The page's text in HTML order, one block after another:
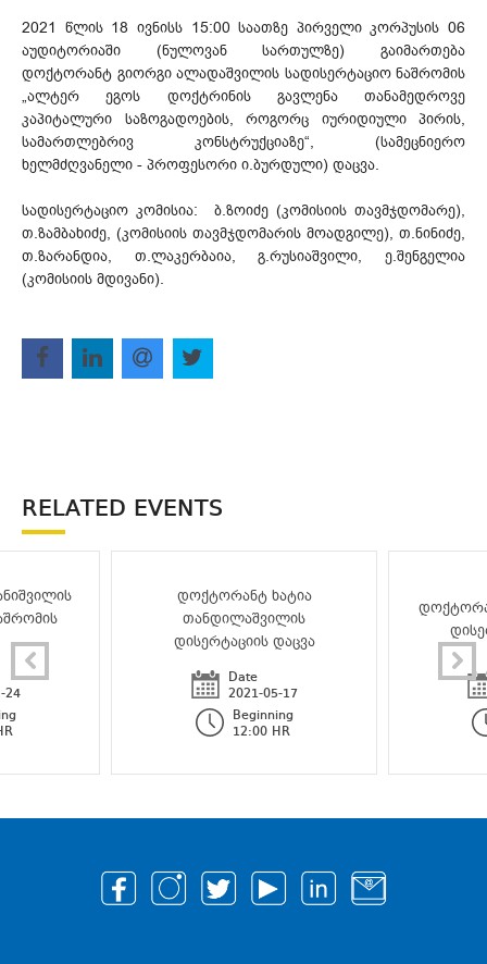
2021 წლის 18 ივნისს 15:00 საათზე პირველი კორპუსის 06
აუდიტორიაში (ნულოვან სართულზე) გაიმართება
დოქტორანტ გიორგი ალადაშვილის სადისერტაციო ნაშრომის
„ალტერ ეგოს დოქტრინის გავლენა თანამედროვე
კაპიტალური საზოგადოების, როგორც იურიდიული პირის,
სამართლებრივ კონსტრუქციაზე“, (სამეცნიერო
ხელმძღვანელი - პროფესორი ი.ბურდული) დაცვა.
სადისერტაციო კომისია: ბ.ზოიძე (კომისიის თავმჯდომარე),
თ.ზამბახიძე, (კომისიის თავმჯდომარის მოადგილე), თ.ნინიძე,
თ.ზარანდია, თ.ლაკერბაია, გ.რუსიაშვილი, ე.შენგელია
(კომისიის მდივანი).
RELATED EVENTS
24
დოქტორანტ ხატია
თანდილაშვილის
დისერტაციის დაცვა
Date
2021-05-17
Beginning
12:00 HR